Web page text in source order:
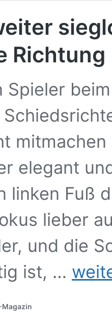
Richtung
Spieler
elegant
linken Fuß
lieber
und die
ist, …
Bochum
weiter
Magazin